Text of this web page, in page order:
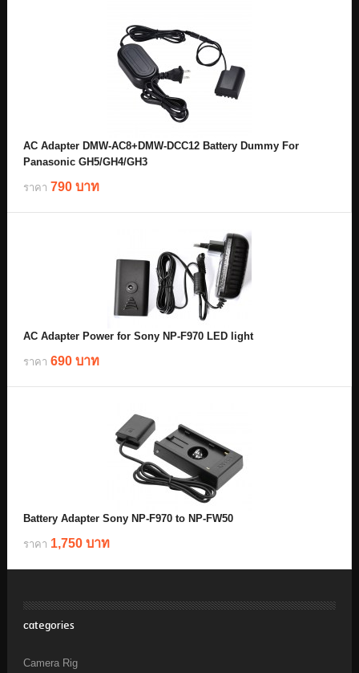
AC Adapter DMW-AC8+DMW-DCC12 Battery Dummy For
Panasonic GH5/GH4/GH3
ราคา 790 บาท
AC Adapter Power for Sony NP-F970 LED light
ราคา 690 บาท
Battery Adapter Sony NP-F970 to NP-FW50
ราคา 1,750 บาท
categories
Camera Rig